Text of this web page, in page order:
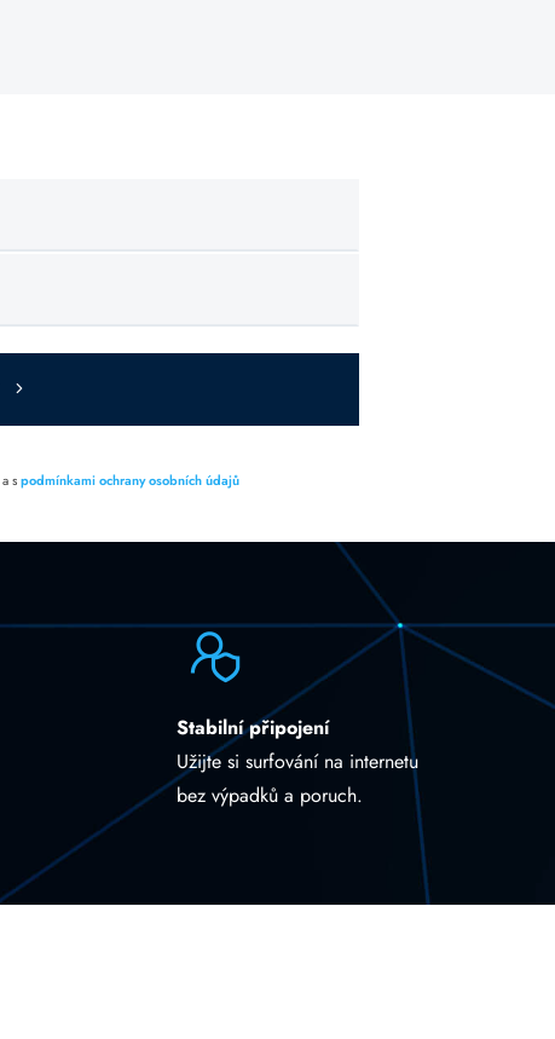
a spodmínkami ochrany osobních údajů
Stabilní připojení
Užijte si surfování na internetu
bez výpadků a poruch.